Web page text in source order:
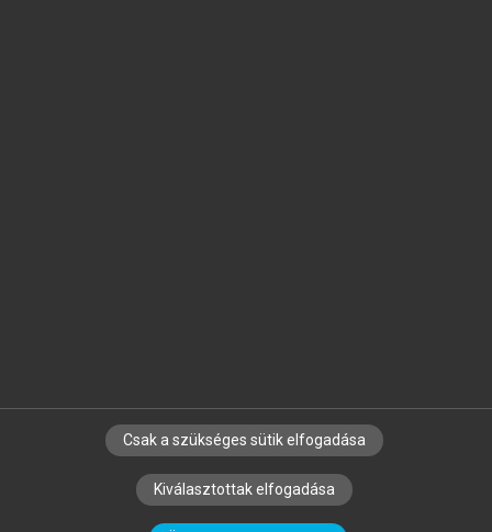
SZERZŐKNEK CÉGEKNEK KÖNYVTÁROSOKNAK
SZERKESZTÉSI ÉS LEKTORÁLÁSI ALAPELVEK
Csak a szükséges sütik elfogadása
Kiválasztottak elfogadása